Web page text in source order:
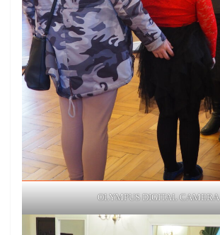
OLYMPUS DIGITAL CAMERA